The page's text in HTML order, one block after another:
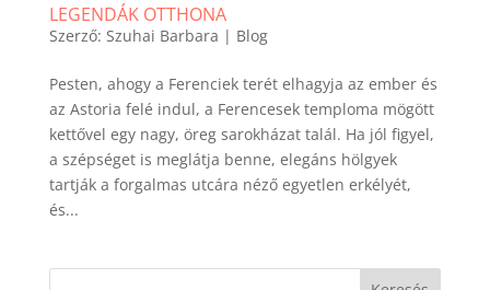
LEGENDÁK OTTHONA
Szerző: Szuhai Barbara | Blog
Pesten, ahogy a Ferenciek terét elhagyja az ember és
az Astoria felé indul, a Ferencesek temploma mögött
kettővel egy nagy, öreg sarokházat talál. Ha jól figyel,
a szépséget is meglátja benne, elegáns hölgyek
tartják a forgalmas utcára néző egyetlen erkélyét,
és...